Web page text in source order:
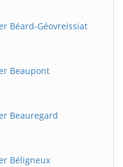
Béard-Géovreissiat
Beaupont
Beauregard
Béligneux